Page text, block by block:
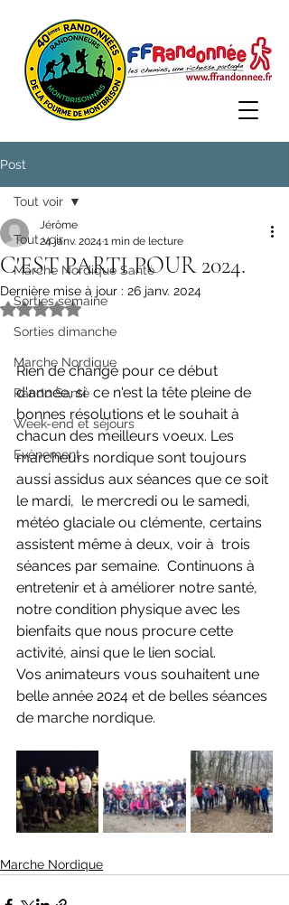
Post
Tout voir
Marche Nordique Santé
Sorties semaine
Sorties dimanche
Marche Nordique
Rando Santé
Week-end et séjours
Evènement
Tout voir
C'EST PARTI POUR 2024.
Jérôme
24 janv. 2024 1 min de lecture
Dernière mise à jour : 26 janv. 2024
Noté NaN étoiles sur 5.
Rien de changé pour ce début
d'année, si  ce n'est la tête pleine de
bonnes résolutions et le souhait à
chacun des meilleurs voeux. Les
marcheurs nordique sont toujours
aussi assidus aux séances que ce soit
le mardi,  le mercredi ou le samedi,
météo glaciale ou clémente, certains
assistent même à deux, voir à  trois
séances par semaine.  Continuons à
entretenir et à améliorer notre santé,
notre condition physique avec les
bienfaits que nous procure cette
activité, ainsi que le lien social.
Vos animateurs vous souhaitent une
belle année 2024 et de belles séances
de marche nordique.
Marche Nordique